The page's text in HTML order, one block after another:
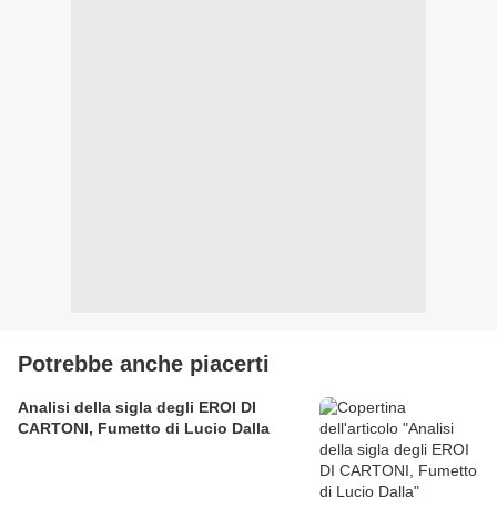
Potrebbe anche piacerti
Analisi della sigla degli EROI DI
CARTONI, Fumetto di Lucio Dalla